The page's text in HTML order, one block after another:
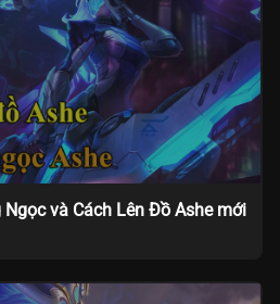
và Cách Lên Đồ Ashe mới